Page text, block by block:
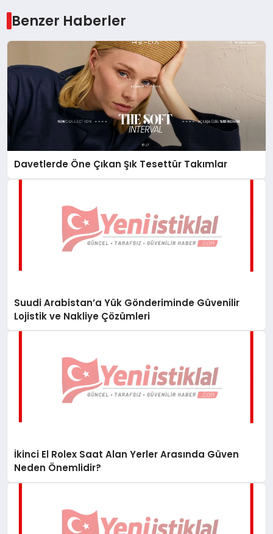
Benzer Haberler
Davetlerde Öne Çıkan Şık Tesettür Takımlar
Suudi Arabistan’a Yük Gönderiminde Güvenilir
Lojistik ve Nakliye Çözümleri
İkinci El Rolex Saat Alan Yerler Arasında Güven
Neden Önemlidir?